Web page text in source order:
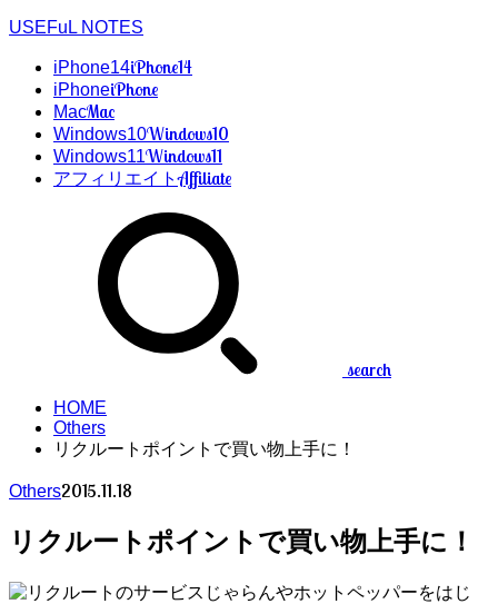
USEFuL NOTES
iPhone14iPhone14
iPhoneiPhone
MacMac
Windows10Windows10
Windows11Windows11
アフィリエイトAffiliate
search
HOME
Others
リクルートポイントで買い物上手に！
Others2015.11.18
リクルートポイントで買い物上手に！
じゃらんやホットペッパーをはじ